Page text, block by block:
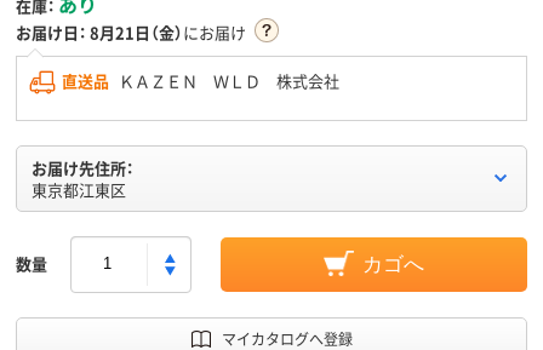
在庫：
お届け日： 8月21日（金）にお届け
直送品 ＫＡＺＥＮ ＷＬＤ 株式会社
お届け先住所：
東京都江東区
数量 カゴへ
マイカタログへ登録